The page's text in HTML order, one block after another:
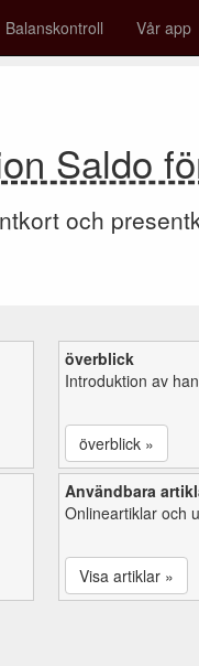
Balanskontroll Vår app
Saldo
och
överblick
Introduktion av
överblick »
Användbara
Onlineartiklar och
Visa artiklar »